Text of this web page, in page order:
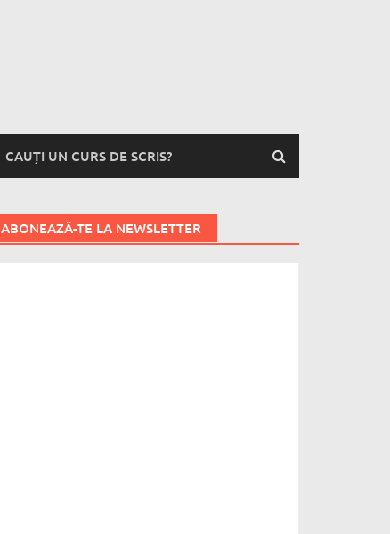
CAUȚI UN CURS DE SCRIS?
ABONEAZĂ-TE LA NEWSLETTER